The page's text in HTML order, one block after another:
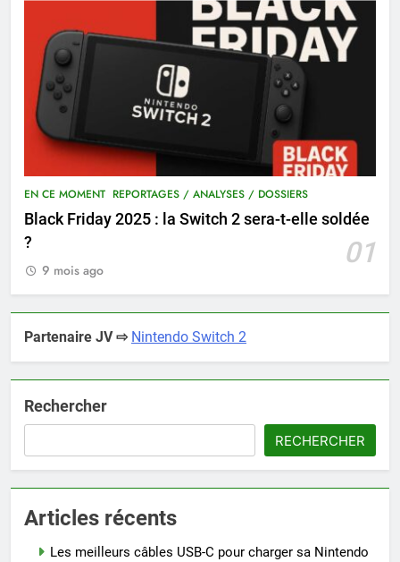
EN CE MOMENT REPORTAGES / ANALYSES / DOSSIERS
Black Friday 2025 : la Switch 2 sera-t-elle soldée
?
01
9 mois ago
Partenaire JV ⇨ Nintendo Switch 2
Rechercher
RECHERCHER
Articles récents
Les meilleurs câbles USB-C pour charger sa Nintendo